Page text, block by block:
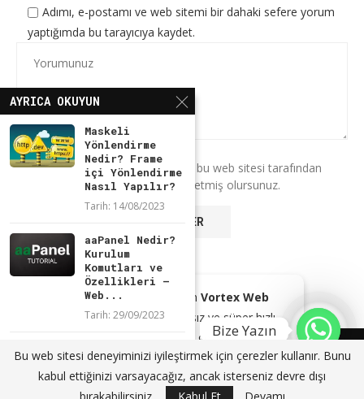
Kendi Markam olan Vortex Web
Browserile reklamsız ve süper hızlı
tarayıcınız ile gezinin!
GOOGLE PLAY'DEN İNDIR KAPAT
Adımı, e-postamı ve web sitemi bir dahaki sefere yorum
yaptığımda bu tarayıcıya kaydet.
* Bu formu kullanarak verilerinizin bu web sitesi tarafından
saklanmasını ve işlenmesini kabul etmiş olursunuz.
AYRICA OKUYUN
Maskeli
Yönlendirme
Nedir? Frame
içi Yönlendirme
Nasıl Yapılır?
Tarih: 14/08/2023
aaPanel Nedir?
Kurulum
Komutları ve
Özellikleri –
Web...
Tarih: 29/09/2023
Zimbra Mail
nedir? Kimler
tercih eder?
Tarih:18/01/2023
Bu web sitesi deneyiminizi iyileştirmek için çerezler kullanır. Bunu
kabul ettiğinizi varsayacağız, ancak isterseniz devre dışı
@2024 - Tüm Haklarım Saklıdır. Sitede bulunan içeriklerin bir kısmı veya
tamamı kaynak gösterilse dahi kopyalanması, çoğaltılması ve
dağıtılması yasaktır. Aksi durumda yasal yollar ile işlem başlatacağımızı
bildiririz.
Bize Yazın